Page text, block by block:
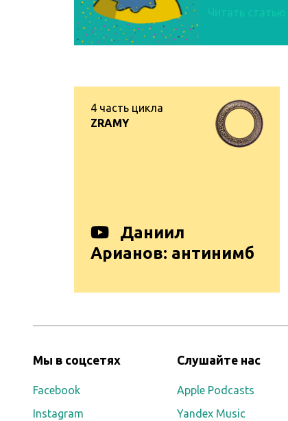
4 часть цикла
ZRAMY
Даниил
Арианов: антинимб
Мы в соцсетях
Facebook
Instagram
Слушайте нас
Apple Podcasts
Yandex Music